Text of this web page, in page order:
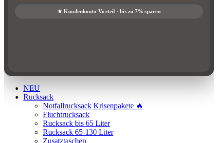
NEU
Rucksack
Notfallrucksack Krisenpakete 🔥
Fluchtrucksack
Rucksack bis 65 Liter
Rucksack 65-130 Liter
Zusatztaschen